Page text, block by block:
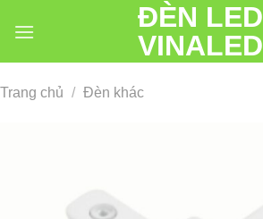
đến
ĐÈN LED
VINALED
Trang chủ / Đèn khác